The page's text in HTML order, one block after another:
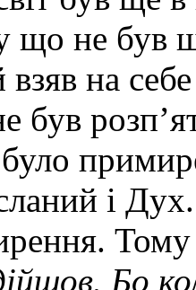
що не був
на
був
і
Бо